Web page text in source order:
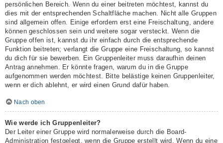
persönlichen Bereich. Wenn du einer beitreten möchtest, kannst du
dies mit der entsprechenden Schaltfläche machen. Nicht alle Gruppen
sind allgemein offen. Einige erfordern erst eine Freischaltung, andere
können geschlossen sein und weitere sogar versteckt. Wenn die
Gruppe offen ist, kannst du ihr einfach durch die entsprechende
Funktion beitreten; verlangt die Gruppe eine Freischaltung, so kannst
du dich für sie bewerben. Ein Gruppenleiter muss daraufhin deinen
Antrag annehmen. Er könnte fragen, warum du in die Gruppe
aufgenommen werden möchtest. Bitte belästige keinen Gruppenleiter,
wenn er dich ablehnt, er wird einen Grund dafür haben.
Nach oben
Wie werde ich Gruppenleiter?
Der Leiter einer Gruppe wird normalerweise durch die Board-
Administration festgelegt, wenn die Gruppe erstellt wird. Wenn du eine